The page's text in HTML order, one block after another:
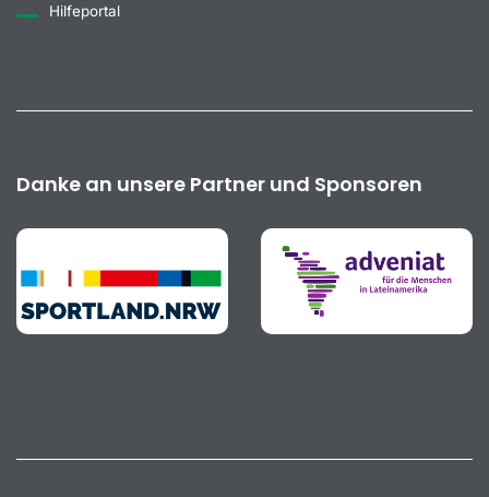
Hilfeportal
Danke an unsere Partner und Sponsoren